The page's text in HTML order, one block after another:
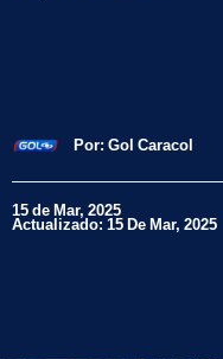
Por: Gol Caracol
15 de Mar, 2025
Actualizado: 15 De Mar, 2025